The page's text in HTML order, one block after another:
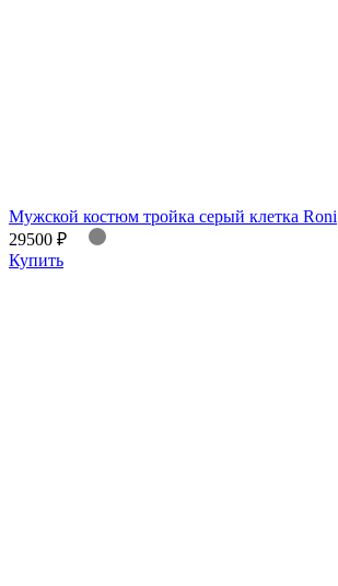
Мужской костюм тройка серый клетка Roni
29500 ₽
Купить